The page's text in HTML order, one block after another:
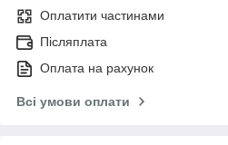
Оплатити частинами
Післяплата
Оплата на рахунок
Всі умови оплати